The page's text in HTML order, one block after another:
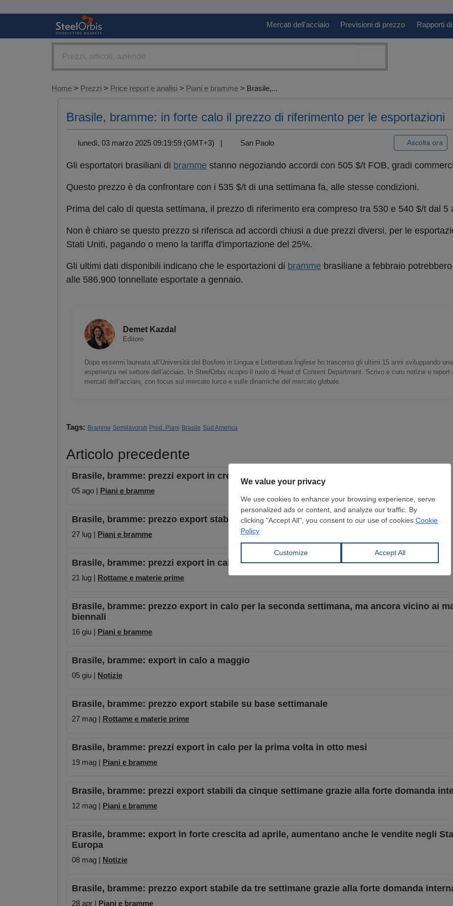
Mercati dell'acciaio Previsioni di prezzo Rapporti
Home > Prezzi > Price report e analisi > Piani e bramme > Brasile,...
Brasile, bramme: in forte calo il prezzo di riferimento per le esportazioni
lunedì, 03 marzo 2025 09:19:59 (GMT+3) | San Paolo Ascolta ora
Gli esportatori brasiliani di bramme stanno negoziando accordi con 505 $/t FOB, gradi
Questo prezzo è da confrontare con i 535 $/t di una settimana fa, alle stesse condizioni.
Prima del calo di questa settimana, il prezzo di riferimento era compreso tra 530 e 540 $/t dal 5
Non è chiaro se questo prezzo si riferisca ad accordi chiusi a due prezzi diversi, per le
Stati Uniti, pagando o meno la tariffa d'importazione del 25%.
Gli ultimi dati disponibili indicano che le esportazioni di bramme brasiliane a febbraio
alle 586.900 tonnellate esportate a gennaio.
Demet Kazdal
Editore
Dopo essermi laureata all’Università del Bosforo in Lingua e Letteratura Inglese ho trascorso gli ultimi 15 anni sviluppando
esperienza nel settore dell’acciaio. In SteelOrbis ricopro il ruolo di Head of Content Department. Scrivo e curo notizie e report
mercati dell’acciaio, con focus sul mercato turco e sulle dinamiche del mercato globale.
Tags: Bramme Semilavorati Prod. Piani Brasile Sud America
Articolo precedente
Brasile, bramme: prezzi export in crescita su base settimanale
05 ago | Piani e bramme
Brasile, bramme: prezzo export stabile su base settimanale, migliorano le previsioni
27 lug | Piani e bramme
Brasile, bramme: prezzi export in calo dopo tre settimane di stabilità
21 lug | Rottame e materie prime
Brasile, bramme: prezzo export in calo per la seconda settimana, ma ancora vicino ai
biennali
16 giu | Piani e bramme
Brasile, bramme: export in calo a maggio
05 giu | Notizie
Brasile, bramme: prezzo export stabile su base settimanale
27 mag | Rottame e materie prime
Brasile, bramme: prezzi export in calo per la prima volta in otto mesi
19 mag | Piani e bramme
Brasile, bramme: prezzi export stabili da cinque settimane grazie alla forte domanda
12 mag | Piani e bramme
Brasile, bramme: export in forte crescita ad aprile, aumentano anche le vendite negli
Europa
08 mag | Notizie
Brasile, bramme: prezzo export stabile da tre settimane grazie alla forte domanda
28 apr | Piani e bramme